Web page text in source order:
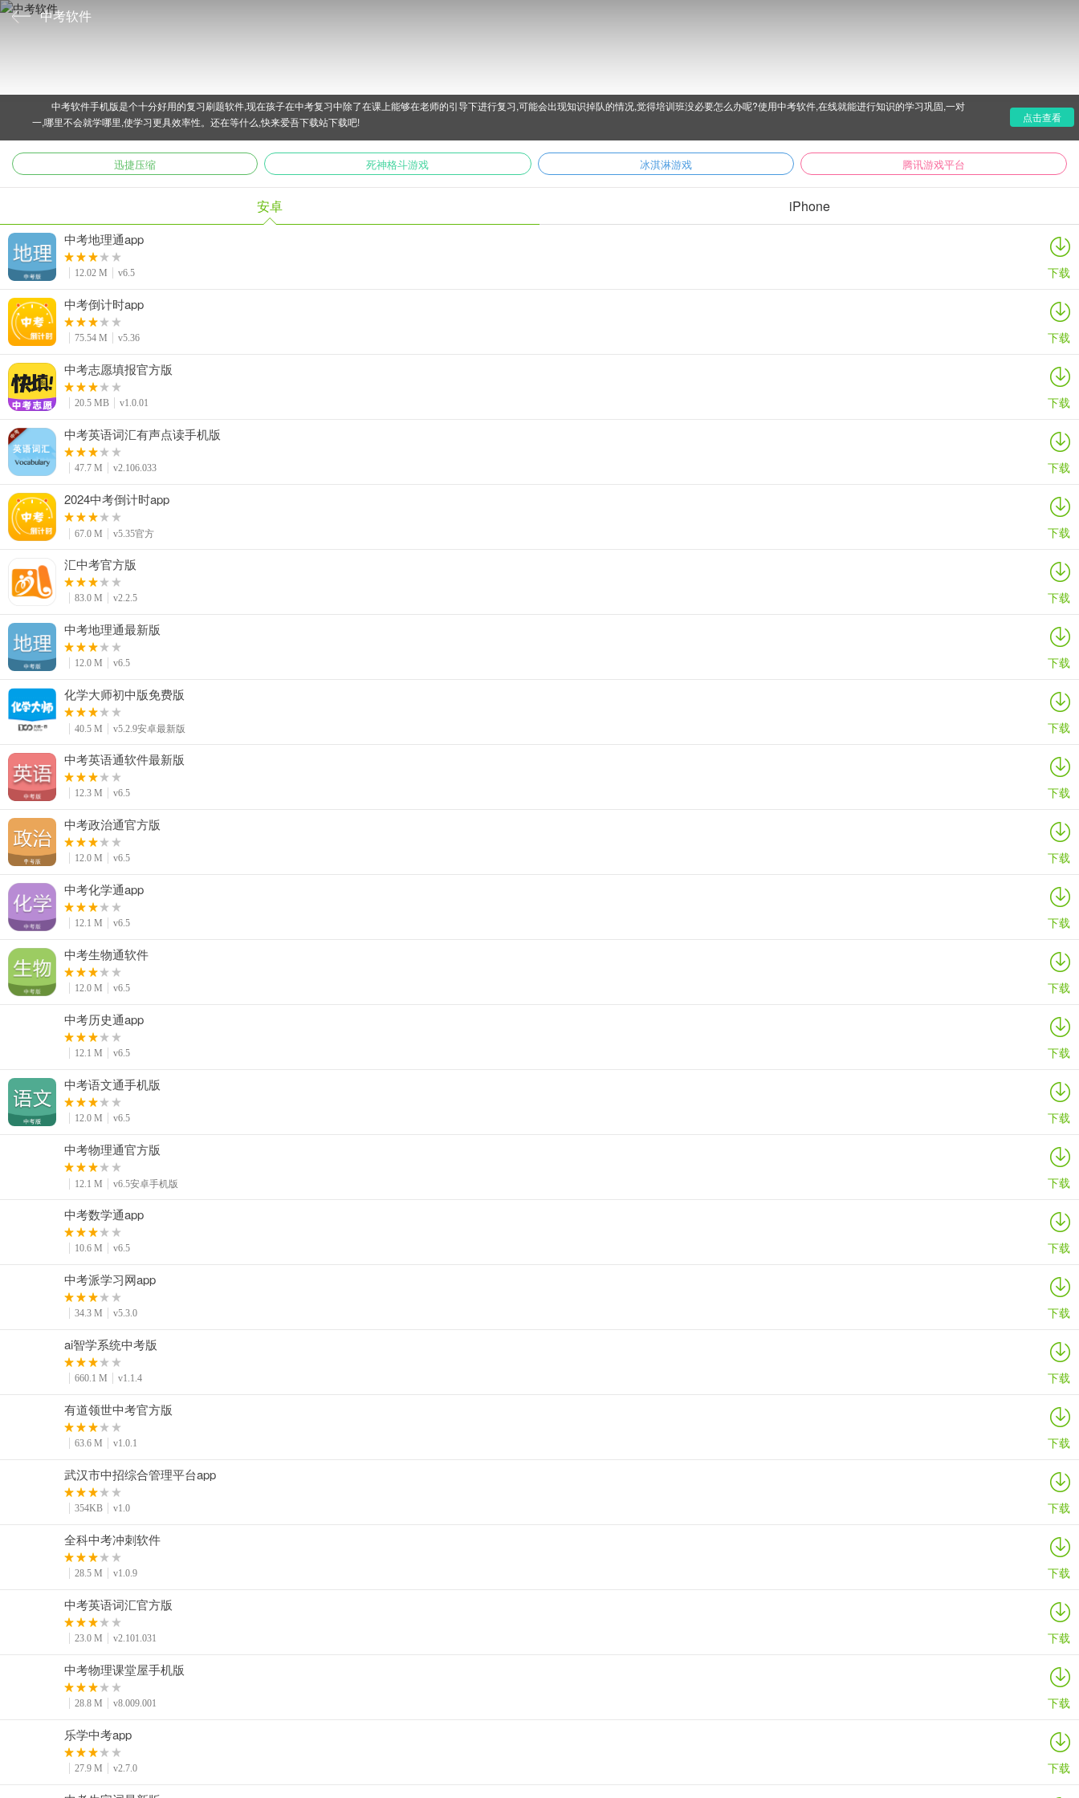
中考软件
中考软件手机版是个十分好用的复习刷题软件,现在孩子在中考复习中除了在课上能够在老师的引导下进行复习,可能会出现知识掉队的情况,觉得培训班没必要怎么办呢?使用中考软件,在线就能进行知识的学习巩固,一对
一,哪里不会就学哪里,使学习更具效率性。还在等什么,快来爱吾下载站下载吧!
点击查看
迅捷压缩 死神格斗游戏 冰淇淋游戏 腾讯游戏平台
安卓 iPhone
中考地理通app
12.02 M v6.5 下载
中考倒计时app
75.54 M v5.36 下载
中考志愿填报官方版
20.5 MB v1.0.01 下载
中考英语词汇有声点读手机版
47.7 M v2.106.033 下载
2024中考倒计时app
67.0 M v5.35官方 下载
汇中考官方版
83.0 M v2.2.5 下载
中考地理通最新版
12.0 M v6.5 下载
化学大师初中版免费版
40.5 M v5.2.9安卓最新版 下载
中考英语通软件最新版
12.3 M v6.5 下载
中考政治通官方版
12.0 M v6.5 下载
中考化学通app
12.1 M v6.5 下载
中考生物通软件
12.0 M v6.5 下载
中考历史通app
12.1 M v6.5 下载
中考语文通手机版
12.0 M v6.5 下载
中考物理通官方版
12.1 M v6.5安卓手机版 下载
中考数学通app
10.6 M v6.5 下载
中考派学习网app
34.3 M v5.3.0 下载
ai智学系统中考版
660.1 M v1.1.4 下载
有道领世中考官方版
63.6 M v1.0.1 下载
武汉市中招综合管理平台app
354KB v1.0 下载
全科中考冲刺软件
28.5 M v1.0.9 下载
中考英语词汇官方版
23.0 M v2.101.031 下载
中考物理课堂屋手机版
28.8 M v8.009.001 下载
乐学中考app
27.9 M v2.7.0 下载